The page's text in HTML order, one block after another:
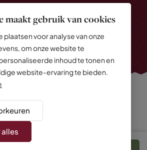
maakt gebruik van cookies
plaatsen voor analyse van onze
om onze website te
inhoud te tonen en
website-ervaring te bieden.
voorwaarden